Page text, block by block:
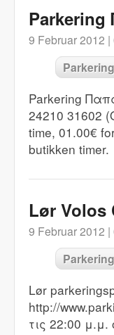
9 Februar 2012 |
Parkering
Parkering
24210 31602
time, 01.00€
butikken timer.
Lør Volos
9 Februar 2012 |
Parkering
Lør
http://
τις 22:00